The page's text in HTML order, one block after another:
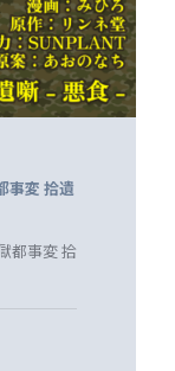
事変 拾遺
都事変 拾